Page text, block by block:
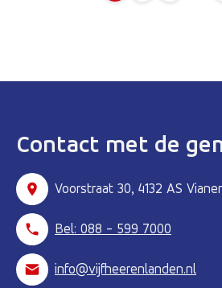
Contact met de
Voorstraat 30, 4132 AS
Bel: 088 - 599 7000
info@vijfheerenlanden.nl